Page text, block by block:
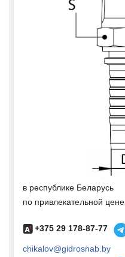
в республике Беларусь
по привлекательной цене.
+375 29 178-87-77
chikalov@gidrosnab.by